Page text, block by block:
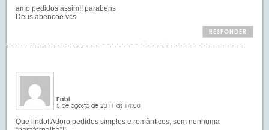
amo pedidos assim!! parabens
Deus abencoe vcs
RESPONDER
Fabi
5 de agosto de 2011 às 14:00
Que lindo! Adoro pedidos simples e românticos, sem nenhuma